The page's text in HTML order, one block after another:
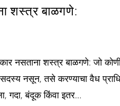
शस्त्र बाळगणे:
नसताना शस्त्र बाळगणे: जो
नसून, तसे करण्याचा वैध
गदा, बंदूक किंवा इतर…